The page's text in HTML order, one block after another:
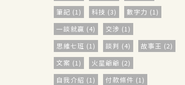
筆記 (1)
科技 (3)
數字力 (1)
一談就贏 (4)
交涉 (1)
思維七班 (1)
談判 (4)
故事王 (2)
文案 (1)
火星爺爺 (2)
自我介紹 (1)
付款條件 (1)